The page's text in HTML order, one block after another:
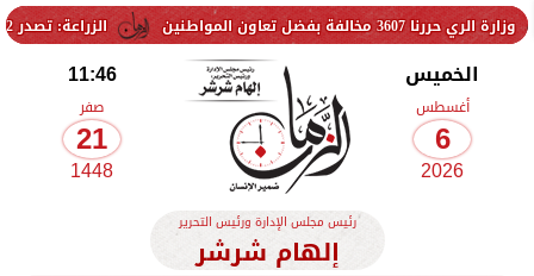
الزراعة: تصدر 712 ترخيص تشغيل جديد لمشروعات الثروة الحيوانية والداجنة.. وتسجيل 832 مخلوط أعلاف
الخميس
أغسطس
6
2026
11:46
صفر
21
1448
رئيس مجلس الإدارة ورئيس التحرير
إلهام شرشر